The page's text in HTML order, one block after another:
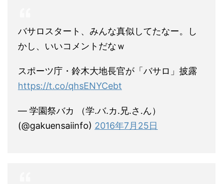
バサロスタート、みんな真似してたなー。し
かし、いいコメントだなｗ
スポーツ庁・鈴木大地長官が「バサロ」披露
https://t.co/qhsENYCebt
— 学園祭バカ （学.バ.カ.兄.さ.ん）
(@gakuensaiinfo) 2016年7月25日